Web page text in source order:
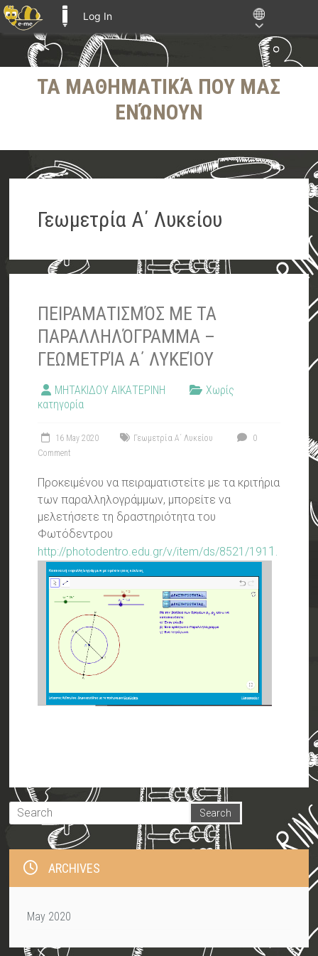
Log In
ΤΑ ΜΑΘΗΜΑΤΙΚΆ ΠΟΥ ΜΑΣ
ΕΝΏΝΟΥΝ
Γεωμετρία Α΄ Λυκείου
ΠΕΙΡΑΜΑΤΙΣΜΌΣ ΜΕ ΤΑ
ΠΑΡΑΛΛΗΛΌΓΡΑΜΜΑ –
ΓΕΩΜΕΤΡΊΑ Α΄ ΛΥΚΕΊΟΥ
ΜΗΤΑΚΙΔΟΥ ΑΙΚΑΤΕΡΙΝΗ
Χωρίς
κατηγορία
16 May 2020 Γεωμετρία Α΄ Λυκείου
0
Comment
Προκειμένου να πειραματιστείτε με τα κριτήρια
των παραλληλογράμμων, μπορείτε να
μελετήσετε τη δραστηριότητα του
Φωτόδεντρου
http://photodentro.edu.gr/v/item/ds/8521/191 1.
ARCHIVES
May 2020